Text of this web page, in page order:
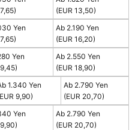
(EUR 13,50)
Yen
Ab 2.190 Yen
(EUR 16,20)
Yen
Ab 2.550 Yen
(EUR 18,90)
1.340 Yen
9,90)
Ab 2.790 Yen
(EUR 20,70)
Yen
Ab 2.790 Yen
(EUR 20,70)